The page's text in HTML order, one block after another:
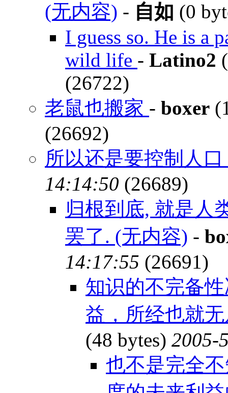
(无内容) - 自如 (0
I guess so. He is a
wild life - Latino2
(26722)
老鼠也搬家 - boxer
(26692)
所以还是要控制人口
14:14:50 (26689)
归根到底, 就是人
罢了. (无内容) -
14:17:55 (26691)
知识的不完备
益，所经也就
(48 bytes) 2005-
也不是完全